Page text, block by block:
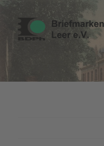
Zum
Inhalt
springen
Zur
Navigation
springen
Zum
Inhalt
springen